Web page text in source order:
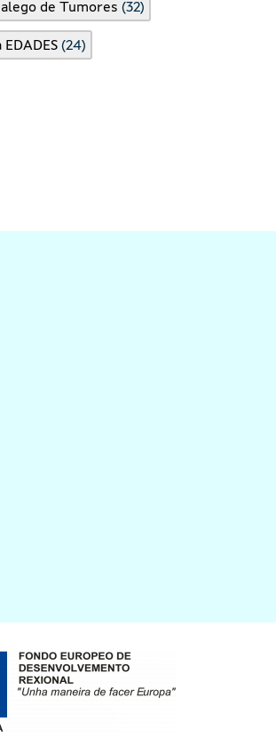
de Tumores (32)
EDADES (24)